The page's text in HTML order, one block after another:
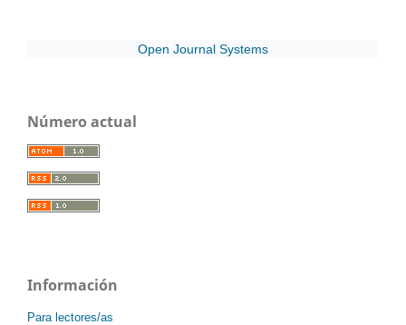
Open Journal Systems
Número actual
Información
Para lectores/as